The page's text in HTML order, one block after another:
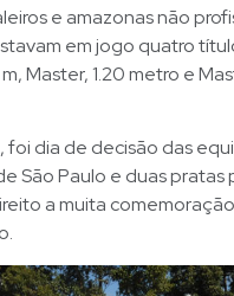
e amazonas não
em jogo quatro
m, Master, 1.20 metro e
foi dia de decisão das
São Paulo e duas pratas
a muita